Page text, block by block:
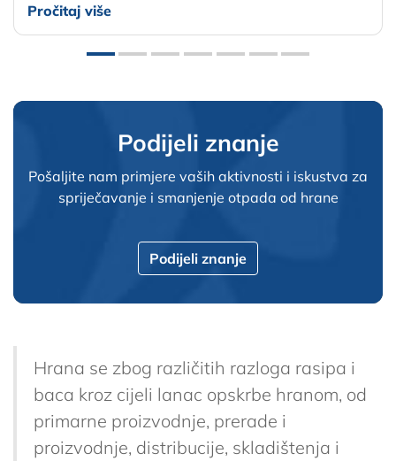
Pročitaj više
Podijeli znanje
Pošaljite nam primjere vaših aktivnosti i iskustva za
spriječavanje i smanjenje otpada od hrane
Podijeli znanje
Hrana se zbog različitih razloga rasipa i
baca kroz cijeli lanac opskrbe hranom, od
primarne proizvodnje, prerade i
proizvodnje, distribucije, skladištenja i